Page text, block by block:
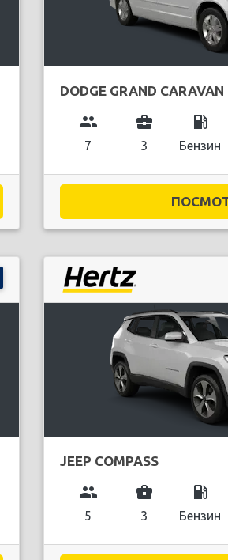
DODGE GRAND CARAVAN
group
7
business_center
3
local_gas_station
Бензин
JEEP COMPASS
group
5
business_center
3
local_gas_station
Бензин